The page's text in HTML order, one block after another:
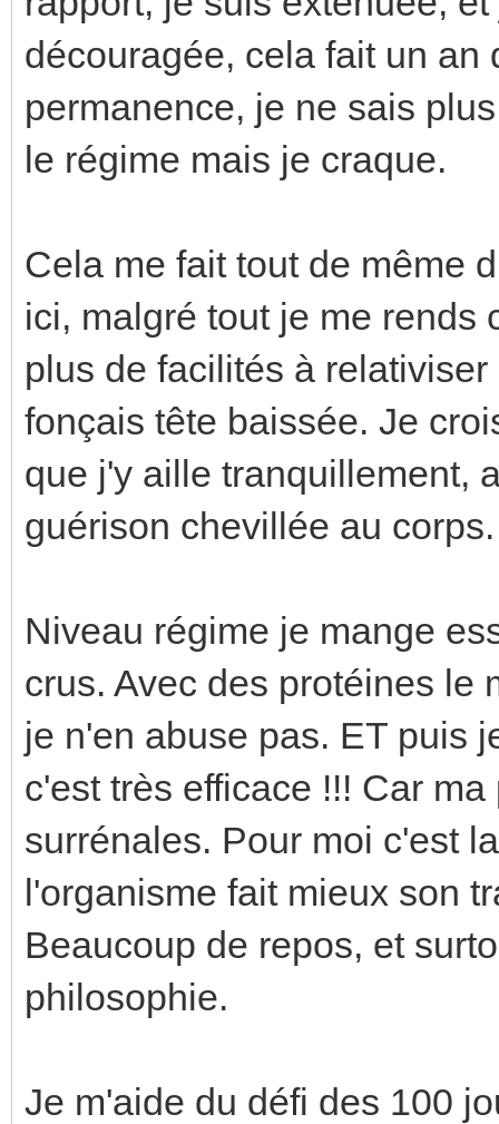
découragée, cela fait un an
permanence, je ne sais
le régime mais je craque.
Cela me fait tout de même
ici, malgré tout je me rends
plus de facilités à
fonçais tête baissée. Je
que j'y aille tranquillement,
guérison chevillée au corps.
Niveau régime je mange
crus. Avec des protéines le
je n'en abuse pas. ET puis
c'est très efficace !!! Car
surrénales. Pour moi c'est
l'organisme fait mieux son
Beaucoup de repos, et
philosophie.
Je m'aide du défi des 100